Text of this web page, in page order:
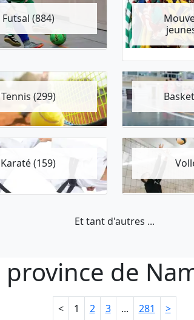
Futsal (884)
Tennis (299)
Karaté (159)
Et tant d'autres ...
de
< 1 2 3 ... 281 >